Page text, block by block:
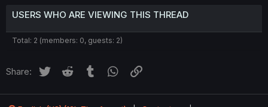
USERS WHO ARE VIEWING THIS THREAD
Total: 2 (members: 0, guests: 2)
Share: Twitter Reddit Tumblr WhatsApp